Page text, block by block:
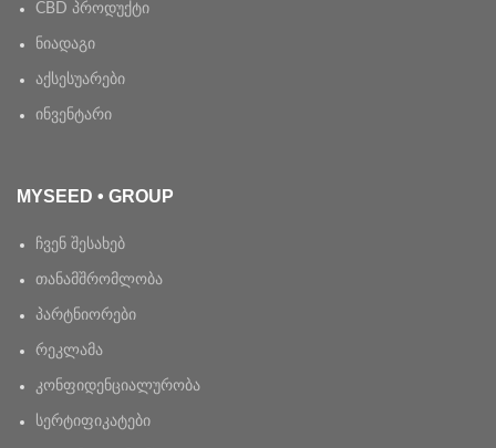
CBD პროდუქტი
ნიადაგი
აქსესუარები
ინვენტარი
MYSEED • GROUP
ჩვენ შესახებ
თანამშრომლობა
პარტნიორები
რეკლამა
კონფიდენციალურობა
სერტიფიკატები